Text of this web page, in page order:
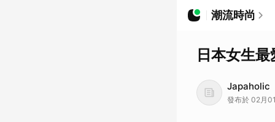
潮流時尚
日本女生
Japaholic
發布於 02月